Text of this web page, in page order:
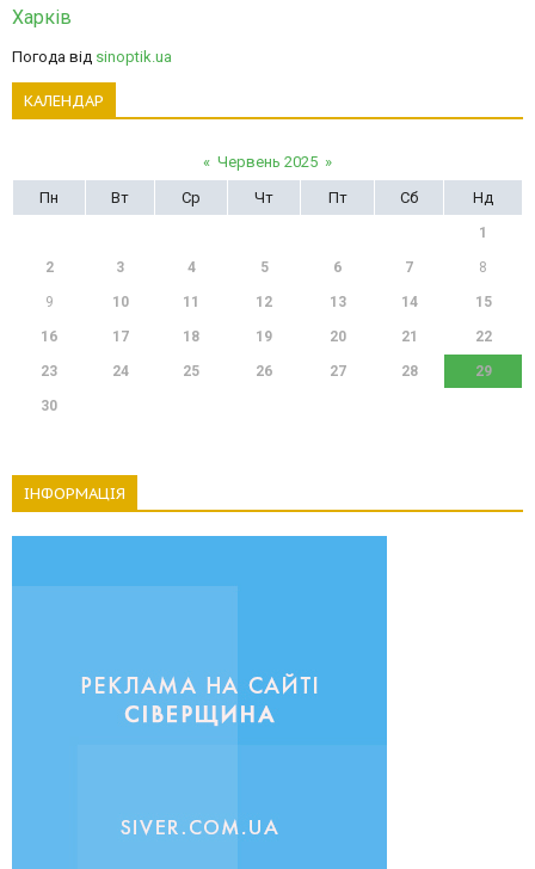
Харків
Погода від sinoptik.ua
КАЛЕНДАР
« Червень 2025 »
Пн
Вт Ср Чт Пт Сб Нд
1
2 3 4 5 6 7 8
9 10 11 12 13 14 15
16 17 18 19 20 21 22
23 24 25 26 27 28 29
30
ІНФОРМАЦІЯ